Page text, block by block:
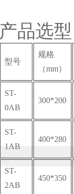
产品选型
型号
规格
（mm）
ST-
0AB
300*200
ST-
1AB
400*280
ST-
2AB
450*350